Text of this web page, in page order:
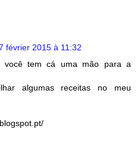
février 2015 à 11:32
você tem cá uma mão para a
algumas receitas no meu